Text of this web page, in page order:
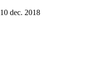
10 dec. 2018